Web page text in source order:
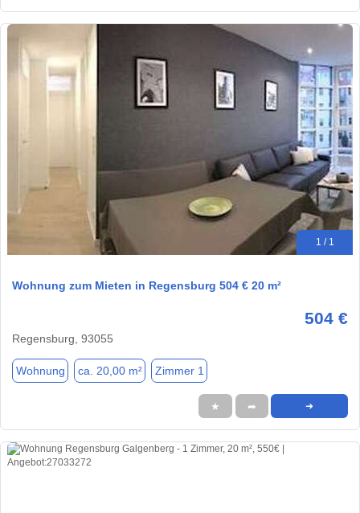
1 / 1
Wohnung zum Mieten in Regensburg 504 € 20 m²
504 €
Regensburg, 93055
Wohnung ca. 20,00 m² Zimmer 1
★ ➦ ➜